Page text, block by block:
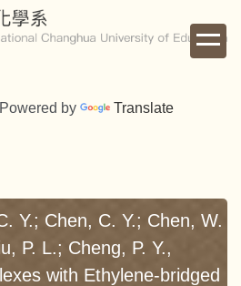
Powered by Translate
Y.; Chen, C. Y.; Chen, W.
P. L.; Cheng, P. Y.,
with Ethylene-bridged